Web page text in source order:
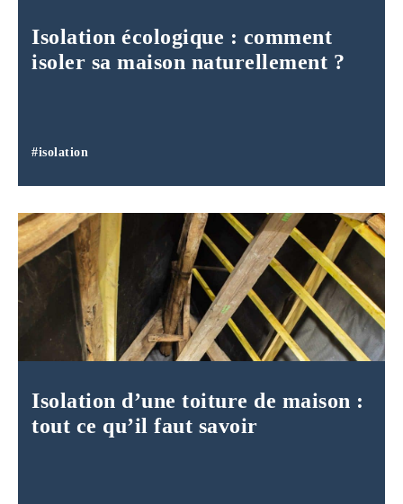
Isolation écologique : comment
isoler sa maison naturellement ?
#isolation
Isolation d’une toiture de maison :
tout ce qu’il faut savoir